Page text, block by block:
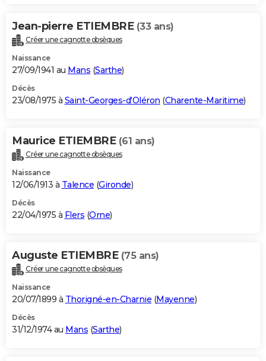
Jean-pierre ETIEMBRE (33 ans)
Créer une cagnotte obsèques
Naissance
27/09/1941 au Mans (Sarthe)
Décès
23/08/1975 à Saint-Georges-d'Oléron (Charente-Maritime)
Maurice ETIEMBRE (61 ans)
Créer une cagnotte obsèques
Naissance
12/06/1913 à Talence (Gironde)
Décès
22/04/1975 à Flers (Orne)
Auguste ETIEMBRE (75 ans)
Créer une cagnotte obsèques
Naissance
20/07/1899 à Thorigné-en-Charnie (Mayenne)
Décès
31/12/1974 au Mans (Sarthe)